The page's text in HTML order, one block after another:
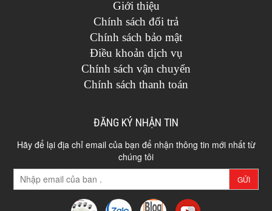
Giới thiệu
Chính sách đổi trả
Chính sách bảo mật
Điều khoản dịch vụ
Chính sách vận chuyển
Chính sách thanh toán
ĐĂNG KÝ NHẬN TIN
Hãy để lại địa chỉ email của bạn để nhận thông tin mới nhất từ
chúng tôi
GỬI